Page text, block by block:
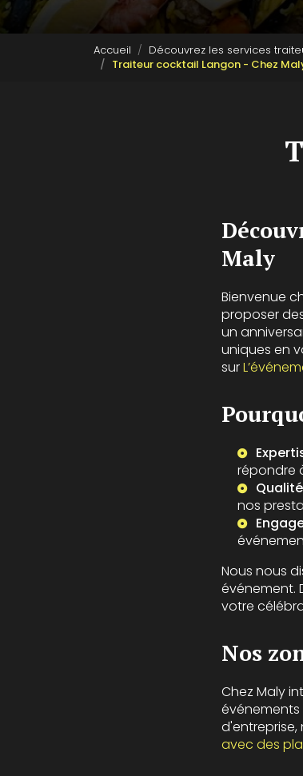
Accueil Découvrez les services
Traiteur cocktail Langon - Chez
Maly
Bienvenue
proposer
un
uniques en
sur
répondre
nos
Nous nous
événement.
votre
Nos
Chez Maly
événements
avec des